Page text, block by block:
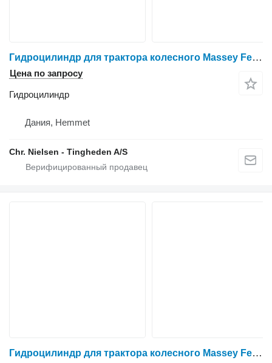
Гидроцилиндр для трактора колесного Massey Ferguson 3060
Цена по запросу
Гидроцилиндр
Дания, Hemmet
Chr. Nielsen - Tingheden A/S
Гидроцилиндр для трактора колесного Massey Ferguson 3060